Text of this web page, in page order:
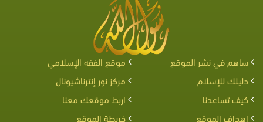
ساهم في نشر الموقع
موقع الفقه الإسلامي
دليلك للإسلام
مركز نور إنترناشيونال
كيف تساعدنا
اربط موقعك معنا
اهداف الموقع
خريطة الموقع